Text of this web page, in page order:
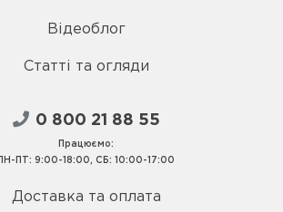
Відеоблог
Статті та огляди
0 800 21 88 55
Працюємо:
ПН-ПТ: 9:00-18:00, СБ: 10:00-17:00
Доставка та оплата